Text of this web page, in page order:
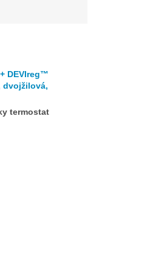
DEVIreg™
dvojžilová,
termostat